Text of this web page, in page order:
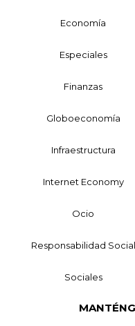
Economía
Especiales
Finanzas
Globoeconomía
Infraestructura
Internet Economy
Ocio
Responsabilidad Social
Sociales